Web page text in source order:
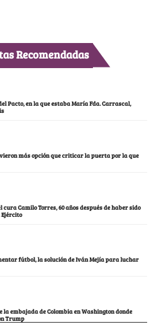
Recomendadas
Pacto, en la que estaba María Fda. Carrascal,
más opción que criticar la puerta por la que
Camilo Torres, 60 años después de haber sido
Ejército
fútbol, la solución de Iván Mejía para luchar
la embajada de Colombia en Washington donde
Trump